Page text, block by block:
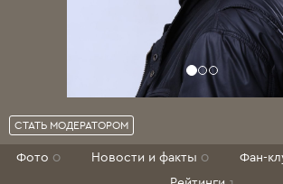
СТАТЬ МОДЕРАТОРОМ
Фото 0 Новости и факты 0 Фан-